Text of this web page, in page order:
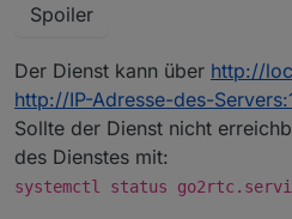
Spoiler
Der Dienst kann über http://
http://IP-Adresse-des-
Sollte der Dienst nicht
des Dienstes mit:
systemctl status